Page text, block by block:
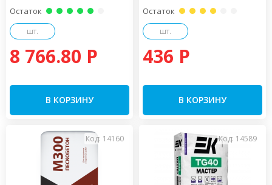
Остаток
шт.
8 766.80 P
В КОРЗИНУ
Остаток
шт.
436 P
В КОРЗИНУ
Код: 14160 Код: 14589